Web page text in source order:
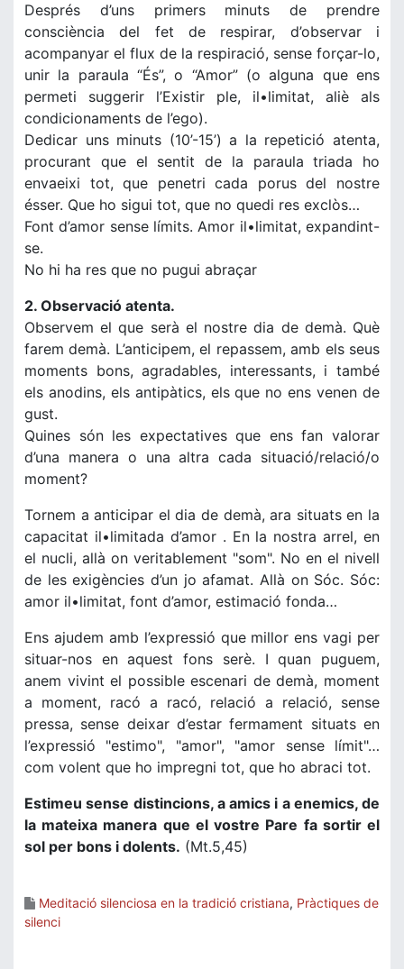
Després d’uns primers minuts de prendre
consciència del fet de respirar, d’observar i
acompanyar el flux de la respiració, sense forçar-lo,
unir la paraula “És”, o “Amor” (o alguna que ens
permeti suggerir l’Existir ple, il•limitat, aliè als
condicionaments de l’ego).
Dedicar uns minuts (10’-15’) a la repetició atenta,
procurant que el sentit de la paraula triada ho
envaeixi tot, que penetri cada porus del nostre
ésser. Que ho sigui tot, que no quedi res exclòs…
Font d’amor sense límits. Amor il•limitat, expandint-
se.
No hi ha res que no pugui abraçar
2. Observació atenta.
Observem el que serà el nostre dia de demà. Què
farem demà. L’anticipem, el repassem, amb els seus
moments bons, agradables, interessants, i també
els anodins, els antipàtics, els que no ens venen de
gust.
Quines són les expectatives que ens fan valorar
d’una manera o una altra cada situació/relació/o
moment?
Tornem a anticipar el dia de demà, ara situats en la
capacitat il•limitada d’amor . En la nostra arrel, en
el nucli, allà on veritablement "som". No en el nivell
de les exigències d’un jo afamat. Allà on Sóc. Sóc:
amor il•limitat, font d’amor, estimació fonda…
Ens ajudem amb l’expressió que millor ens vagi per
situar-nos en aquest fons serè. I quan puguem,
anem vivint el possible escenari de demà, moment
a moment, racó a racó, relació a relació, sense
pressa, sense deixar d’estar fermament situats en
l’expressió "estimo", "amor", "amor sense límit"…
com volent que ho impregni tot, que ho abraci tot.
Estimeu sense distincions, a amics i a enemics, de
la mateixa manera que el vostre Pare fa sortir el
sol per bons i dolents. (Mt.5,45)
Meditació silenciosa en la tradició cristiana, Pràctiques de
silenci